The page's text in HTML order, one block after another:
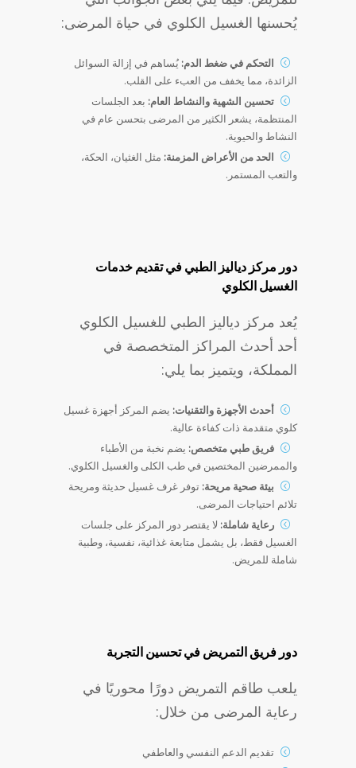
يُحسنها الغسيل الكلوي في حياة المرضى:
التحكم في ضغط الدم: يُساهم في إزالة السوائل
الزائدة، مما يخفف من العبء على القلب.
تحسين الشهية والنشاط العام: بعد الجلسات
المنتظمة، يشعر الكثير من المرضى بتحسن عام في
النشاط والحيوية.
الحد من الأعراض المزمنة: مثل الغثيان، الحكة،
والتعب المستمر.
دور مركز دياليز الطبي في تقديم خدمات
الغسيل الكلوي
يُعد مركز دياليز الطبي للغسيل الكلوي
أحد أحدث المراكز المتخصصة في
المملكة، ويتميز بما يلي:
أحدث الأجهزة والتقنيات: يضم المركز أجهزة غسيل
كلوي متقدمة ذات كفاءة عالية.
فريق طبي متخصص: يضم نخبة من الأطباء
والممرضين المختصين في طب الكلى والغسيل الكلوي.
بيئة صحية مريحة: توفر غرف غسيل حديثة ومريحة
تلائم احتياجات المرضى.
رعاية شاملة: لا يقتصر دور المركز على جلسات
الغسيل فقط، بل يشمل متابعة غذائية، نفسية، وطبية
شاملة للمريض.
دور فريق التمريض في تحسين التجربة
يلعب طاقم التمريض دورًا محوريًا في
رعاية المرضى من خلال:
تقديم الدعم النفسي والعاطفي